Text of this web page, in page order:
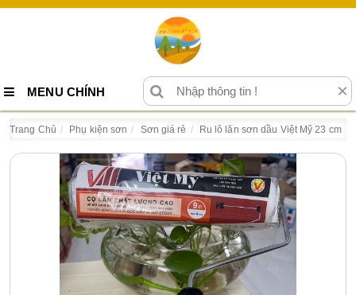
MENU CHÍNH ×
Trang Chủ Phụ kiện sơn Sơn giá rẻ Ru lô lăn sơn dầu Việt Mỹ 23 cm